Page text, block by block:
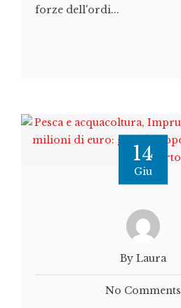
forze dell'ordi...
14
Giu
By Laura
No Comments